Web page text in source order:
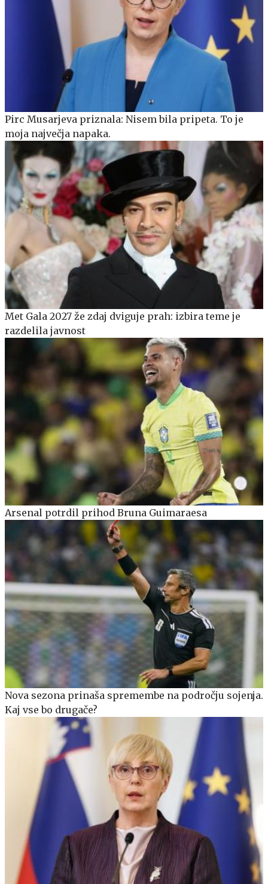
Pirc Musarjeva priznala: Nisem bila pripeta. To je
moja največja napaka.
Met Gala 2027 že zdaj dviguje prah: izbira teme je
razdelila javnost
Arsenal potrdil prihod Bruna Guimaraesa
Nova sezona prinaša spremembe na področju sojenja.
Kaj vse bo drugače?